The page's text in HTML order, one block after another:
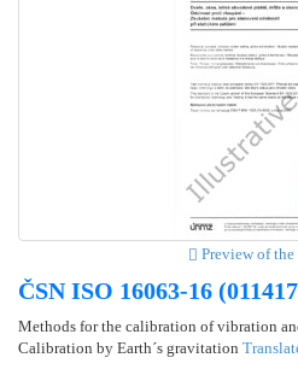
Preview of the
ČSN ISO 16063-16
Methods for the calibration of vibration
Calibration by Earth´s gravitation